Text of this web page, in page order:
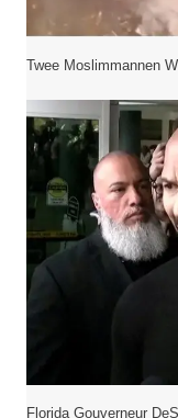
Twee Moslimmannen
Florida Gouverneur